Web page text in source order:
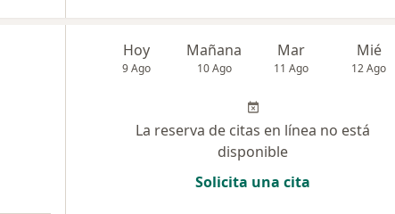
Hoy
9 Ago
Mañana
10 Ago
Mar
11 Ago
Mié
12 Ago
La reserva de citas en línea no está
disponible
Solicita una cita